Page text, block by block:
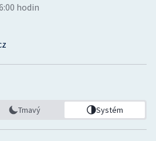
hodin
Tmavý Systém